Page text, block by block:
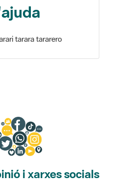
tarara tararero
i xarxes socials